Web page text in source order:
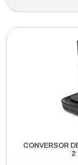
CONVERSOR
2